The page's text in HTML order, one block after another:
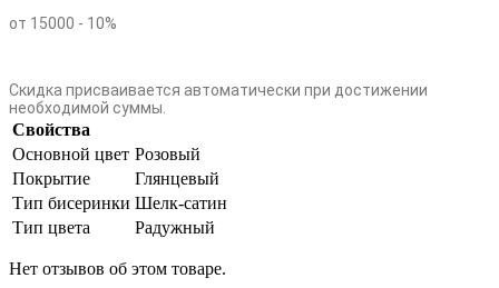
от 15000 - 10%
Скидка присваивается автоматически при достижении
необходимой суммы.
Свойства
Основной цвет Розовый
Покрытие
Глянцевый
Тип бисеринки Шелк-сатин
Тип цвета
Радужный
Нет отзывов об этом товаре.